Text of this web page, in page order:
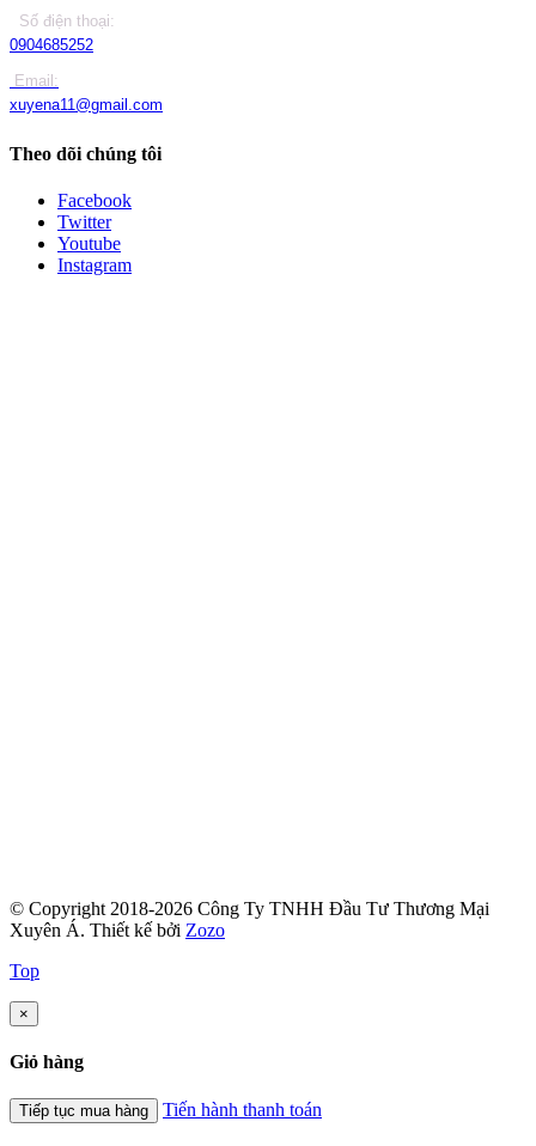
Số điện thoại:
0904685252
Email:
xuyena11@gmail.com
Theo dõi chúng tôi
Facebook
Twitter
Youtube
Instagram
© Copyright 2018-2026 Công Ty TNHH Đầu Tư Thương Mại
Xuyên Á. Thiết kế bởi Zozo
Top
×
Giỏ hàng
Tiếp tục mua hàng Tiến hành thanh toán